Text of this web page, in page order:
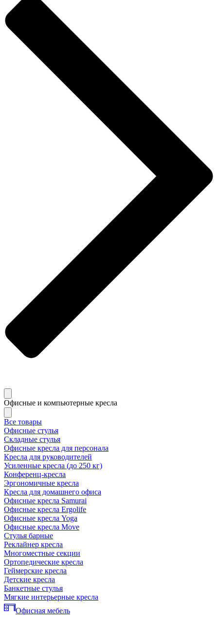
Офисные и компьютерные кресла
Все товары
Офисные стулья
Складные стулья
Офисные кресла для персонала
Кресла для руководителей
Усиленные кресла (до 250 кг)
Конференц-кресла
Эргономичные кресла
Кресла для домашнего офиса
Офисные кресла Samurai
Офисные кресла Ergolife
Офисные кресла Yoga
Офисные кресла Move
Стулья барные
Реклайнер кресла
Многоместные секции
Ортопедические кресла
Геймерские кресла
Детские кресла
Банкетные стулья
Мягкие интерьерные кресла
Офисная мебель